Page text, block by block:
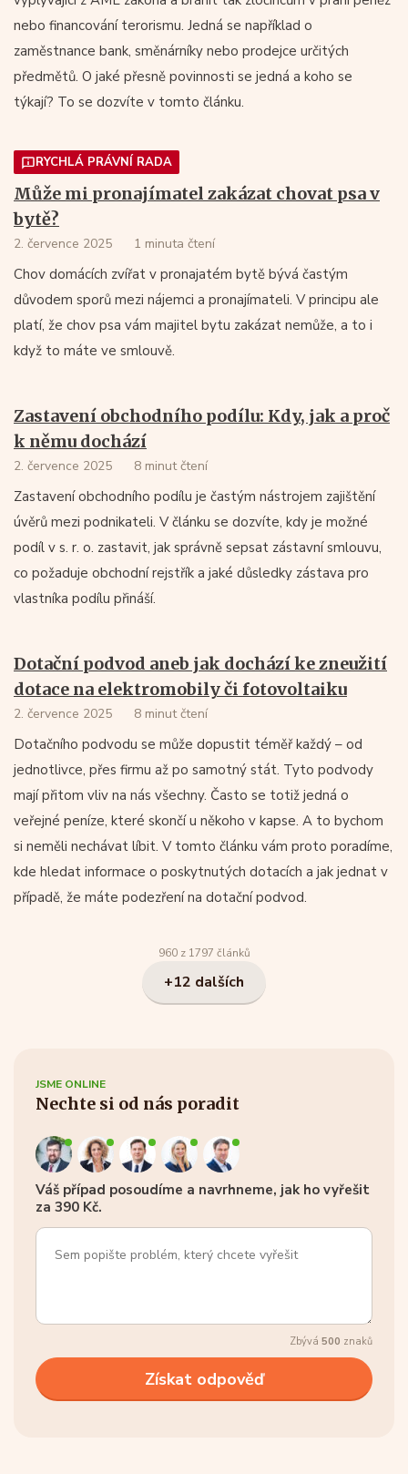
nebo financování terorismu. Jedná se například o
zaměstnance bank, směnárníky nebo prodejce určitých
předmětů. O jaké přesně povinnosti se jedná a koho se
týkají? To se dozvíte v tomto článku.
RYCHLÁ PRÁVNÍ RADA
Může mi pronajímatel zakázat chovat psa v
bytě?
2. července 2025 1 minuta čtení
Chov domácích zvířat v pronajatém bytě bývá častým
důvodem sporů mezi nájemci a pronajímateli. V principu ale
platí, že chov psa vám majitel bytu zakázat nemůže, a to i
když to máte ve smlouvě.
Zastavení obchodního podílu: Kdy, jak a proč
k němu dochází
2. července 2025 8 minut čtení
Zastavení obchodního podílu je častým nástrojem zajištění
úvěrů mezi podnikateli. V článku se dozvíte, kdy je možné
podíl v s. r. o. zastavit, jak správně sepsat zástavní smlouvu,
co požaduje obchodní rejstřík a jaké důsledky zástava pro
vlastníka podílu přináší.
Dotační podvod aneb jak dochází ke zneužití
dotace na elektromobily či fotovoltaiku
2. července 2025 8 minut čtení
Dotačního podvodu se může dopustit téměř každý – od
jednotlivce, přes firmu až po samotný stát. Tyto podvody
mají přitom vliv na nás všechny. Často se totiž jedná o
veřejné peníze, které skončí u někoho v kapse. A to bychom
si neměli nechávat líbit. V tomto článku vám proto poradíme,
kde hledat informace o poskytnutých dotacích a jak jednat v
případě, že máte podezření na dotační podvod.
960 z 1797 článků
+12 dalších
JSME ONLINE
Nechte si od nás poradit
Váš případ posoudíme a navrhneme, jak ho vyřešit
za 390 Kč.
Zbývá 500 znaků